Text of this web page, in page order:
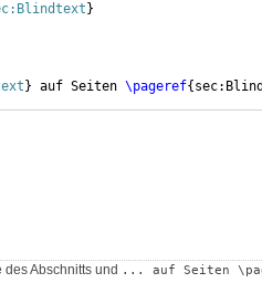
}
} auf Seiten \pageref{
des Abschnitts und ... auf Seiten